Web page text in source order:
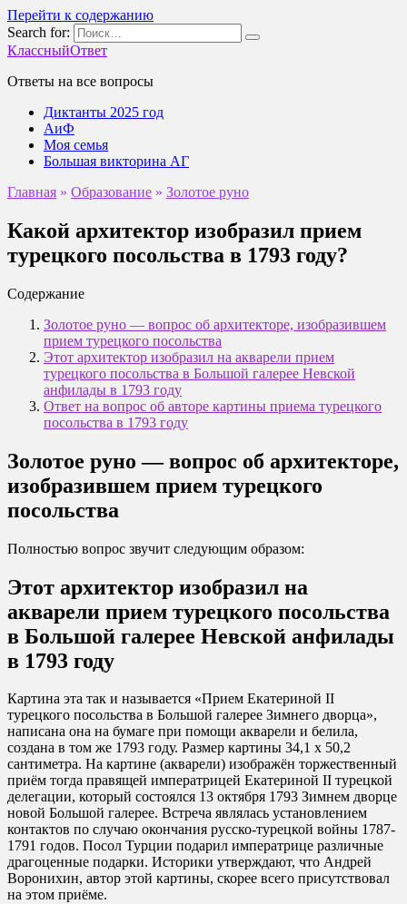
Перейти к содержанию
Search for:
КлассныйОтвет
Ответы на все вопросы
Диктанты 2025 год
АиФ
Моя семья
Большая викторина АГ
Главная » Образование » Золотое руно
Какой архитектор изобразил прием
турецкого посольства в 1793 году?
Содержание
Золотое руно — вопрос об архитекторе, изобразившем
прием турецкого посольства
Этот архитектор изобразил на акварели прием
турецкого посольства в Большой галерее Невской
анфилады в 1793 году
Ответ на вопрос об авторе картины приема турецкого
посольства в 1793 году
Золотое руно — вопрос об архитекторе,
изобразившем прием турецкого
посольства
Полностью вопрос звучит следующим образом:
Этот архитектор изобразил на
акварели прием турецкого посольства
в Большой галерее Невской анфилады
в 1793 году
Картина эта так и называется «Прием Екатериной II
турецкого посольства в Большой галерее Зимнего дворца»,
написана она на бумаге при помощи акварели и белила,
создана в том же 1793 году. Размер картины 34,1 х 50,2
сантиметра. На картине (акварели) изображён торжественный
приём тогда правящей императрицей Екатериной II турецкой
делегации, который состоялся 13 октября 1793 Зимнем дворце
новой Большой галерее. Встреча являлась установлением
контактов по случаю окончания русско-турецкой войны 1787-
1791 годов. Посол Турции подарил императрице различные
драгоценные подарки. Историки утверждают, что Андрей
Воронихин, автор этой картины, скорее всего присутствовал
на этом приёме.